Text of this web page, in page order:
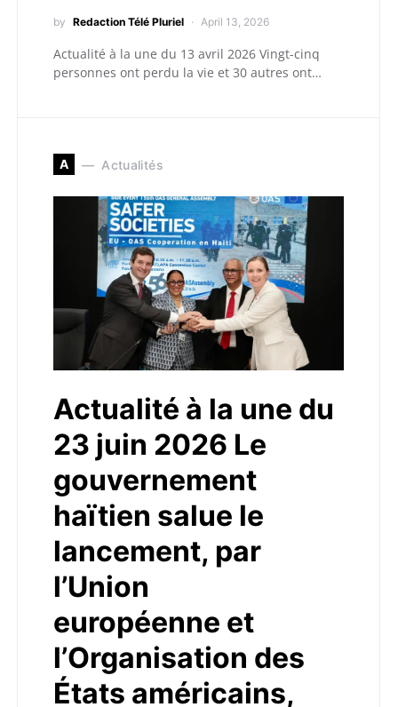
by Redaction Télé Pluriel April 13, 2026
Actualité à la une du 13 avril 2026 Vingt-cinq
personnes ont perdu la vie et 30 autres ont…
A Actualités
Actualité à la une du
23 juin 2026 Le
gouvernement
haïtien salue le
lancement, par
l’Union
européenne et
l’Organisation des
États américains,